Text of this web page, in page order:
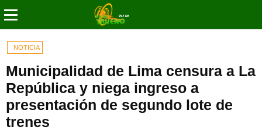
NOTICIA
Municipalidad de Lima censura a La
República y niega ingreso a
presentación de segundo lote de
trenes